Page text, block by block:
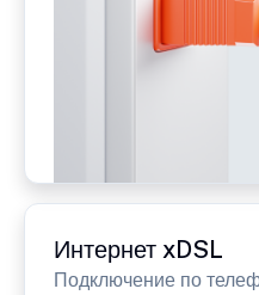
Интернет xDSL
Подключение по